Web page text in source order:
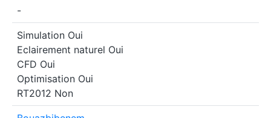
-
Simulation Oui
Eclairement naturel Oui
CFD Oui
Optimisation Oui
RT2012 Non